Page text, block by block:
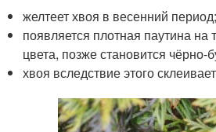
желтеет хвоя в весенний период;
появляется плотная паутина на
цвета, позже становится чёрно-
хвоя вследствие этого